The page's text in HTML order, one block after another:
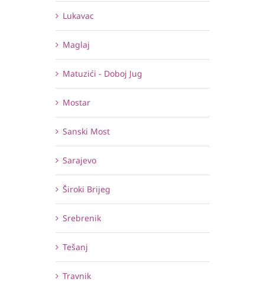
Lukavac
Maglaj
Matuzići - Doboj Jug
Mostar
Sanski Most
Sarajevo
Široki Brijeg
Srebrenik
Tešanj
Travnik